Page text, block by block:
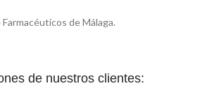
de Málaga.
de nuestros clientes: